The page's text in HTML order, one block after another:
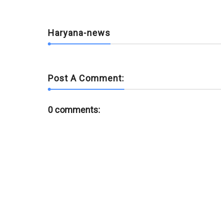
Haryana-news
Post A Comment:
0 comments: